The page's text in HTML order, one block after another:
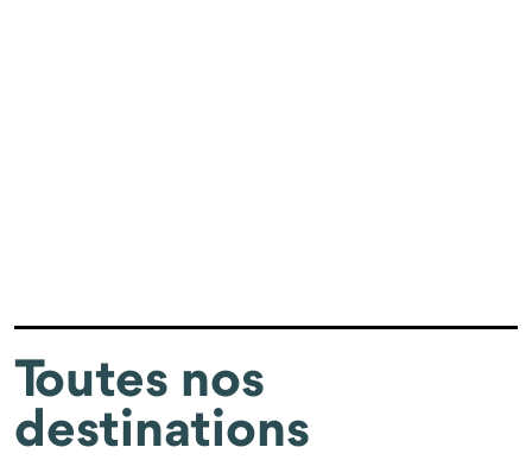
Toutes nos
destinations